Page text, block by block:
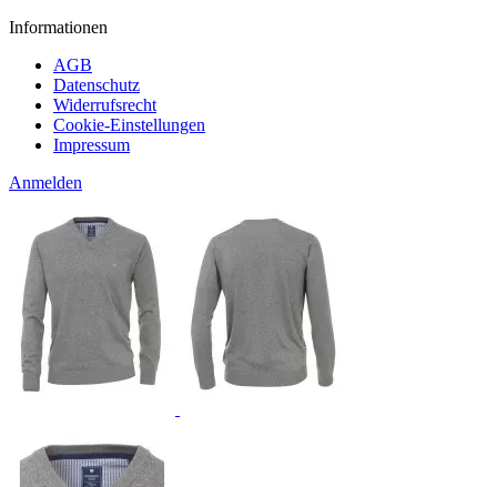
Informationen
AGB
Datenschutz
Widerrufsrecht
Cookie-Einstellungen
Impressum
Anmelden